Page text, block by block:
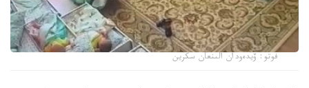
فوتو: ۆيدەودان الىنعان سكرين